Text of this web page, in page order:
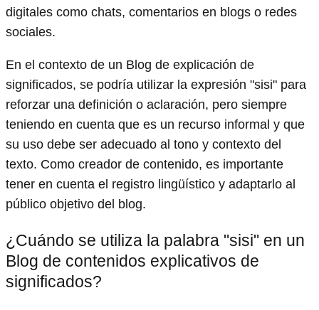
digitales como chats, comentarios en blogs o redes
sociales.
En el contexto de un Blog de explicación de
significados, se podría utilizar la expresión "sisi" para
reforzar una definición o aclaración, pero siempre
teniendo en cuenta que es un recurso informal y que
su uso debe ser adecuado al tono y contexto del
texto. Como creador de contenido, es importante
tener en cuenta el registro lingüístico y adaptarlo al
público objetivo del blog.
¿Cuándo se utiliza la palabra "sisi" en un
Blog de contenidos explicativos de
significados?